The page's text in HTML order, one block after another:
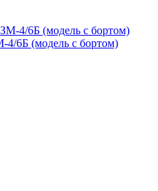
6Б (модель с бортом)